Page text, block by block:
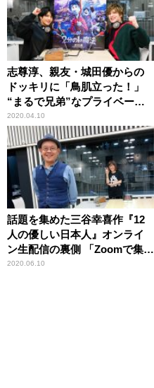
志尊淳、親友・城田優からの
ドッキリに「鳥肌立った！」
“まるで兄弟”なプライベート
明かす
2020.04.10
話題を集めた三谷幸喜作『12
人の優しい日本人』オンライ
ン生配信の裏側 「Zoomで集合
するのに1時間」
2020.06.10